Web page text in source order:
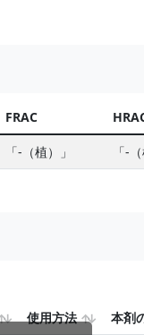
FRAC
「-（植）」 「-
使用方法 本剤